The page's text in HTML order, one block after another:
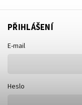
PŘIHLÁŠENÍ
E-mail
Heslo